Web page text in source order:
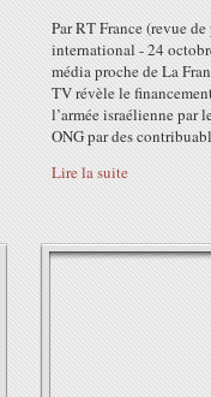
Par RT France (revue de
international - 24
média proche de La
TV révèle le
l’armée israélienne par
ONG par des
Lire la suite